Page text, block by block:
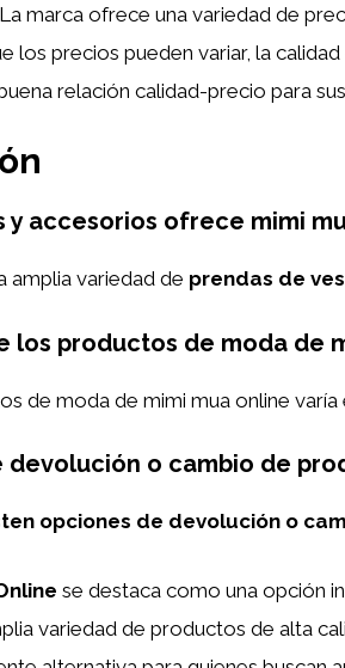
marca ofrece una variedad de
los precios pueden variar, la
relación calidad-precio para
y accesorios ofrece mimi
amplia variedad de prendas de
los productos de moda de
de moda de mimi mua online varía
devolución o cambio de
opciones de devolución o
se destaca como una opción
variedad de productos de alta